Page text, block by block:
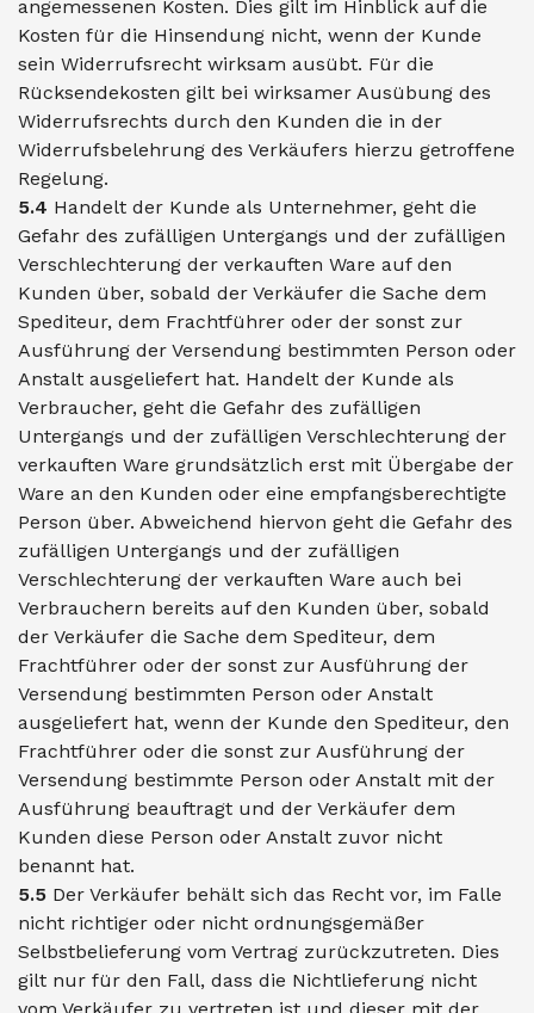
angemessenen Kosten. Dies gilt im Hinblick auf die
Kosten für die Hinsendung nicht, wenn der Kunde
sein Widerrufsrecht wirksam ausübt. Für die
Rücksendekosten gilt bei wirksamer Ausübung des
Widerrufsrechts durch den Kunden die in der
Widerrufsbelehrung des Verkäufers hierzu getroffene
Regelung.
5.4 Handelt der Kunde als Unternehmer, geht die
Gefahr des zufälligen Untergangs und der zufälligen
Verschlechterung der verkauften Ware auf den
Kunden über, sobald der Verkäufer die Sache dem
Spediteur, dem Frachtführer oder der sonst zur
Ausführung der Versendung bestimmten Person oder
Anstalt ausgeliefert hat. Handelt der Kunde als
Verbraucher, geht die Gefahr des zufälligen
Untergangs und der zufälligen Verschlechterung der
verkauften Ware grundsätzlich erst mit Übergabe der
Ware an den Kunden oder eine empfangsberechtigte
Person über. Abweichend hiervon geht die Gefahr des
zufälligen Untergangs und der zufälligen
Verschlechterung der verkauften Ware auch bei
Verbrauchern bereits auf den Kunden über, sobald
der Verkäufer die Sache dem Spediteur, dem
Frachtführer oder der sonst zur Ausführung der
Versendung bestimmten Person oder Anstalt
ausgeliefert hat, wenn der Kunde den Spediteur, den
Frachtführer oder die sonst zur Ausführung der
Versendung bestimmte Person oder Anstalt mit der
Ausführung beauftragt und der Verkäufer dem
Kunden diese Person oder Anstalt zuvor nicht
benannt hat.
5.5 Der Verkäufer behält sich das Recht vor, im Falle
nicht richtiger oder nicht ordnungsgemäßer
Selbstbelieferung vom Vertrag zurückzutreten. Dies
gilt nur für den Fall, dass die Nichtlieferung nicht
vom Verkäufer zu vertreten ist und dieser mit der